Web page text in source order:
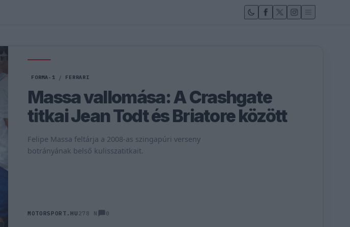
FORMA-1 / FERRARI
Massa vallomása: A Crashgate
titkai Jean Todt és Briatore között
Felipe Massa feltárja a 2008-as szingapúri verseny
botrányának belső kulisszatitkait.
MOTORSPORT.HU 278 N 0